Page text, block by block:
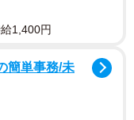
1,400円
簡単事務/未